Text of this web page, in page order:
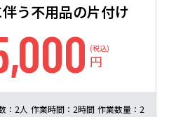
う不用品の片付け
(税込)
円
： 2人 作業時間： 2時間 作業数量： 2